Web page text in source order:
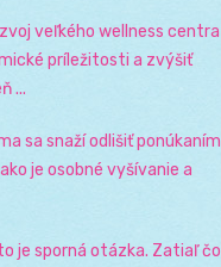
veľkého wellness centra
príležitosti a zvýšiť
...
sa snaží odlišiť ponúkaním
je osobné vyšívanie a
je sporná otázka. Zatiaľ čo